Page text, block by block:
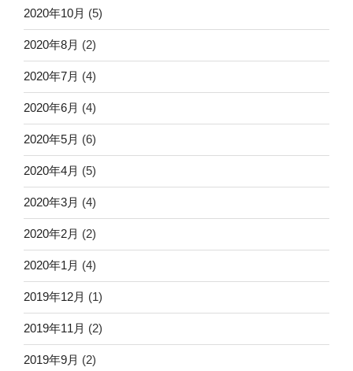
2020年10月 (5)
2020年8月 (2)
2020年7月 (4)
2020年6月 (4)
2020年5月 (6)
2020年4月 (5)
2020年3月 (4)
2020年2月 (2)
2020年1月 (4)
2019年12月 (1)
2019年11月 (2)
2019年9月 (2)